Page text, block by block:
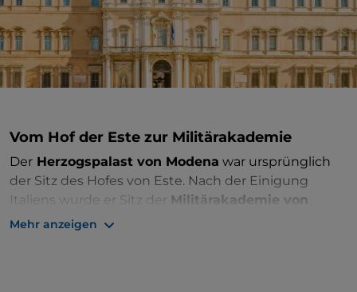
Vom Hof der Este zur Militärakademie
Der Herzogspalast von Modena war ursprünglich
der Sitz des Hofes von Este. Nach der Einigung
Italiens wurde er Sitz der Militärakademie von
Modena. Er wurde ab 1634 auf dem Gelände eines
Mehr anzeigen